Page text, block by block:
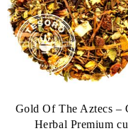
Gold Of The Aztecs –
Herbal Premium cu